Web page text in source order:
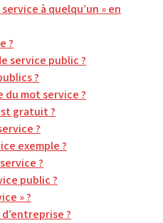
à quelqu’un » en
?
service public ?
?
du mot service ?
gratuit ?
?
exemple ?
?
public ?
» ?
?